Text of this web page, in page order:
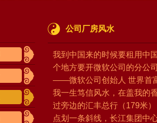
公司厂房风水
我到中国来的时候要租用中
个地方要开微软公司的分公
——微软公司创始人 世界首
我一生笃信风水，在盖我的
过旁边的汇丰总行（179米
点划一条斜线，长江集团中